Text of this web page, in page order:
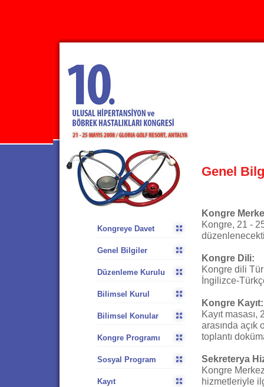
Kongreye Davet
Genel Bilgiler
Düzenleme Kurulu
Bilimsel Kurul
Bilimsel Konular
Kongre Programı
Sosyal Program
Kayıt
Genel
Kongre
Kongre, 21 -
Kongre Dili:
Kongre dili
İngilizce-
Kongre Kayıt:
Kayıt
arasında açık
toplantı
Sekreterya
Kongre
hizmetleriyle